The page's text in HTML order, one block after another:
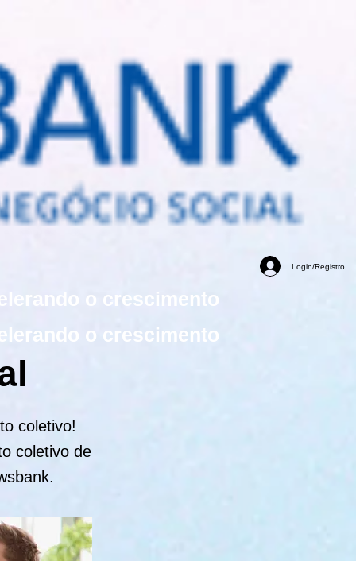
Login/Registro
coletivo!
coletivo de
o crescimento
o crescimento